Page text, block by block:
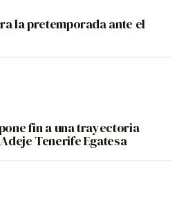
la pretemporada ante el
fin a una trayectoria
Tenerife Egatesa